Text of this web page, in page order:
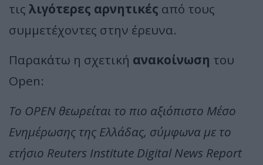
τις λιγότερες αρνητικές από τους
συμμετέχοντες στην έρευνα.
Παρακάτω η σχετική ανακοίνωση του
Open:
Το OPEN θεωρείται το πιο αξιόπιστο Μέσο
Ενημέρωσης της Ελλάδας, σύμφωνα με το
ετήσιο Reuters Institute Digital News Report